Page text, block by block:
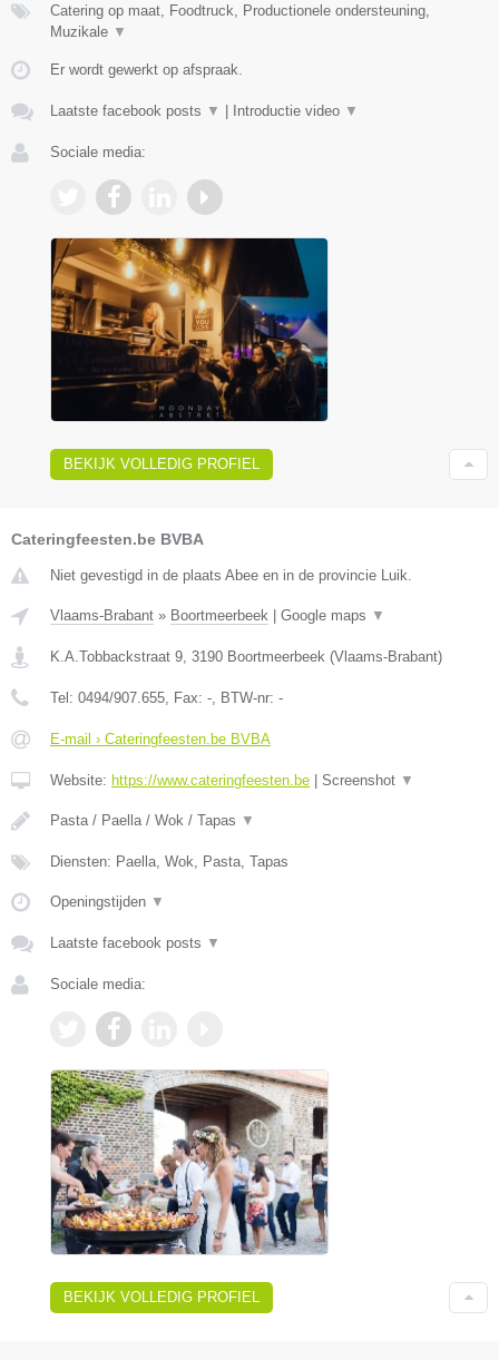
Catering op maat, Foodtruck, Productionele ondersteuning,
Muzikale ▼
Er wordt gewerkt op afspraak.
Laatste facebook posts ▼ Introductie video ▼
Sociale media:
BEKIJK VOLLEDIG PROFIEL
Cateringfeesten.be BVBA
Niet gevestigd in de plaats Abee en in de provincie Luik.
Vlaams-Brabant » Boortmeerbeek Google maps ▼
K.A.Tobbackstraat 9, 3190 Boortmeerbeek (Vlaams-Brabant)
Tel: 0494/907.655, Fax: -, BTW-nr: -
E-mail › Cateringfeesten.be BVBA
Website: https://www.cateringfeesten.be Screenshot ▼
Pasta / Paella / Wok / Tapas ▼
Diensten: Paella, Wok, Pasta, Tapas
Openingstijden ▼
Laatste facebook posts ▼
Sociale media:
BEKIJK VOLLEDIG PROFIEL